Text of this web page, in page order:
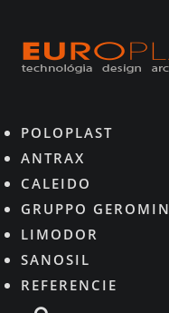
POLOPLAST
ANTRAX
CALEIDO
GRUPPO GEROMIN
LIMODOR
SANOSIL
REFERENCIE